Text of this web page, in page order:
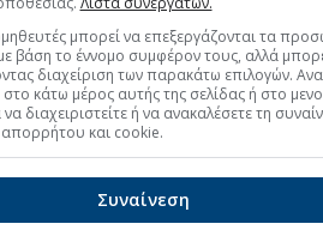
στη μεσαία,αλλά και – σε
μικρότερη κεφαλαιοποίηση,
δυναμική, με αποδόσεις
διάστημα.
και προοπτικές ανάπτυξης. Δεν
το τέλος Ιουνίου θα πρέπει να
μπορεί να επεξεργάζονται τα
βάση το έννομο συμφέρον τους, αλλά
διαχείριση των παρακάτω επιλογών.
κάτω μέρος αυτής της σελίδας ή στο
διαχειριστείτε ή να ανακαλέσετε τη
απορρήτου και cookie.
Συναίνεση